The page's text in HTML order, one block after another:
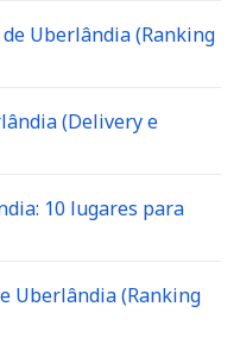
Uberlândia (Ranking
(Delivery e
10 lugares para
Uberlândia (Ranking